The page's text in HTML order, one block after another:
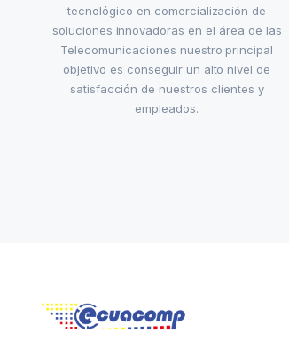
tecnológico en comercialización de
soluciones innovadoras en el área de las
Telecomunicaciones nuestro principal
objetivo es conseguir un alto nivel de
satisfacción de nuestros clientes y
empleados.